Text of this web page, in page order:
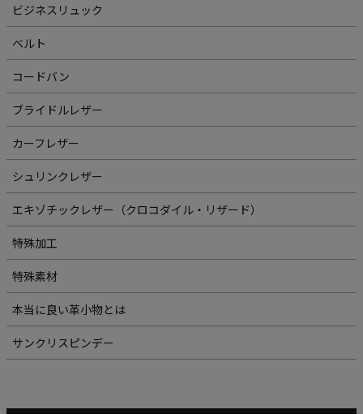
ビジネスリュック
ベルト
コードバン
ブライドルレザー
カーフレザー
シュリンクレザー
エキゾチックレザー（クロコダイル・リザード）
特殊加工
特殊素材
本当に良い革小物とは
サンクリスピンデー